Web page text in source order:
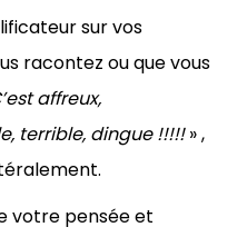
sur vos
racontez ou que vous
affreux,
terrible, dingue !!!!!» ,
votre pensée et